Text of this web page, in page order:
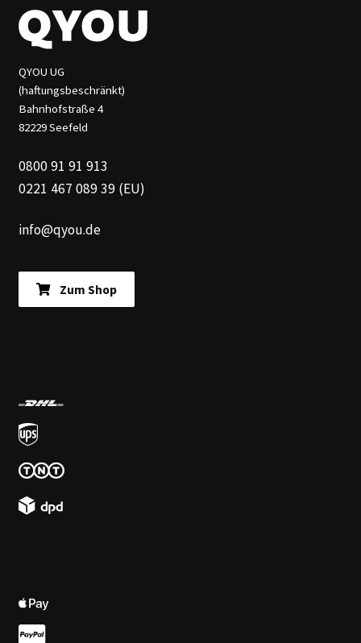
QYOU UG
(haftungsbeschränkt)
Bahnhofstraße 4
82229 Seefeld
0800 91 91 913
0221 467 089 39 (EU)
info@qyou.de
Zum Shop